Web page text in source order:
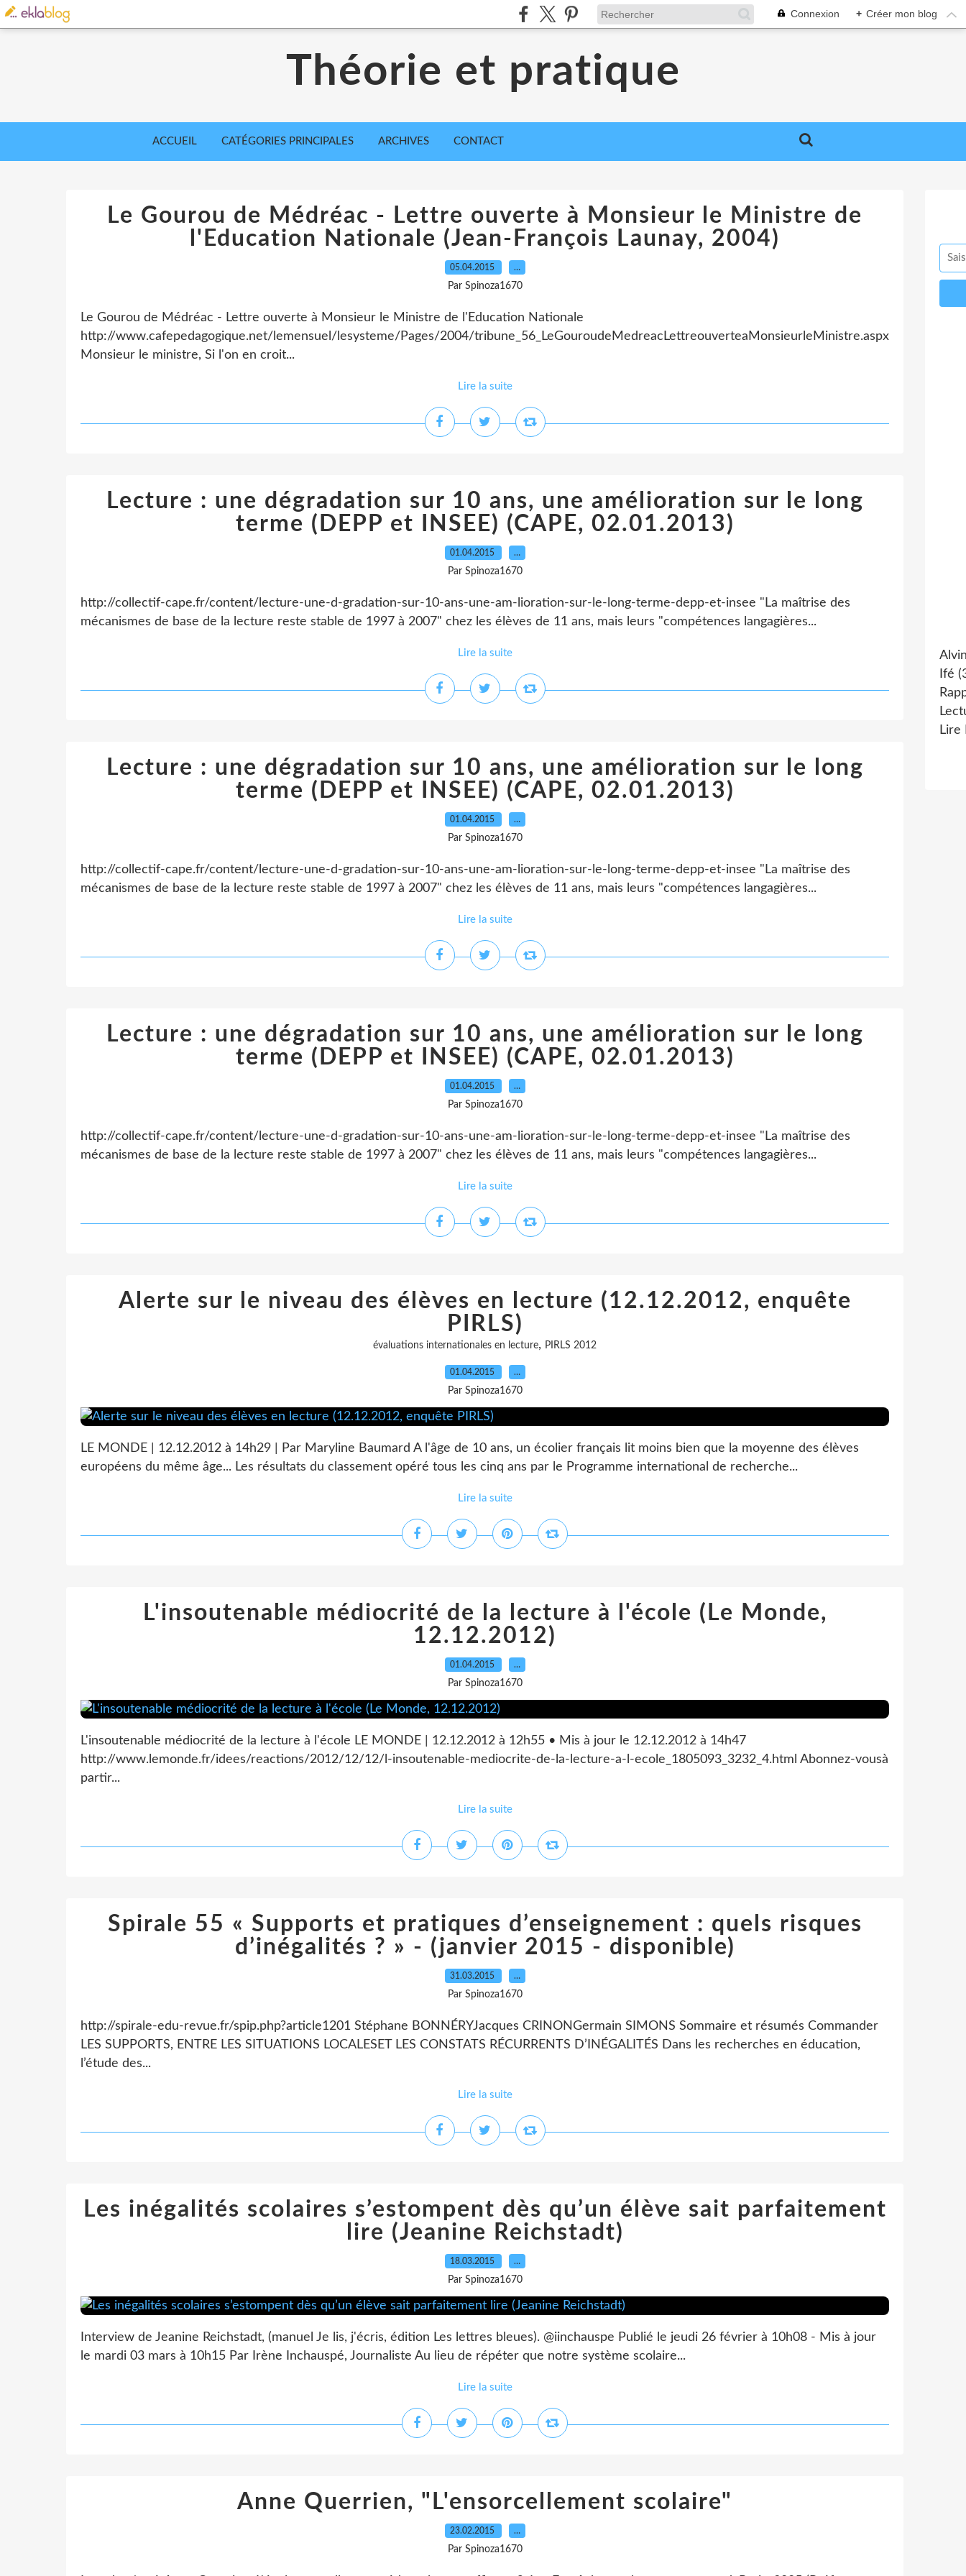
Connexion + Créer mon blog
Théorie et pratique
ACCUEIL CATÉGORIES PRINCIPALES ARCHIVES CONTACT
Le Gourou de Médréac - Lettre ouverte à Monsieur le Ministre de
l'Education Nationale (Jean-François Launay, 2004)
05.04.2015 …
Par Spinoza1670
Le Gourou de Médréac - Lettre ouverte à Monsieur le Ministre de l'Education Nationale
http://www.cafepedagogique.net/lemensuel/lesysteme/Pages/2004/tribune_56_LeGouroudeMedreacLettreouverteaMonsieurleMinistre.aspx
Monsieur le ministre, Si l'on en croit...
Lire la suite
Lecture : une dégradation sur 10 ans, une amélioration sur le long
terme (DEPP et INSEE) (CAPE, 02.01.2013)
01.04.2015 …
Par Spinoza1670
http://collectif-cape.fr/content/lecture-une-d-gradation-sur-10-ans-une-am-lioration-sur-le-long-terme-depp-et-insee "La maîtrise des
mécanismes de base de la lecture reste stable de 1997 à 2007" chez les élèves de 11 ans, mais leurs "compétences langagières...
Lire la suite
Lecture : une dégradation sur 10 ans, une amélioration sur le long
terme (DEPP et INSEE) (CAPE, 02.01.2013)
01.04.2015 …
Par Spinoza1670
http://collectif-cape.fr/content/lecture-une-d-gradation-sur-10-ans-une-am-lioration-sur-le-long-terme-depp-et-insee "La maîtrise des
mécanismes de base de la lecture reste stable de 1997 à 2007" chez les élèves de 11 ans, mais leurs "compétences langagières...
Lire la suite
Lecture : une dégradation sur 10 ans, une amélioration sur le long
terme (DEPP et INSEE) (CAPE, 02.01.2013)
01.04.2015 …
Par Spinoza1670
http://collectif-cape.fr/content/lecture-une-d-gradation-sur-10-ans-une-am-lioration-sur-le-long-terme-depp-et-insee "La maîtrise des
mécanismes de base de la lecture reste stable de 1997 à 2007" chez les élèves de 11 ans, mais leurs "compétences langagières...
Lire la suite
Alerte sur le niveau des élèves en lecture (12.12.2012, enquête
PIRLS)
évaluations internationales en lecture, PIRLS 2012
01.04.2015 …
Par Spinoza1670
LE MONDE | 12.12.2012 à 14h29 | Par Maryline Baumard A l'âge de 10 ans, un écolier français lit moins bien que la moyenne des élèves
européens du même âge... Les résultats du classement opéré tous les cinq ans par le Programme international de recherche...
Lire la suite
L'insoutenable médiocrité de la lecture à l'école (Le Monde,
12.12.2012)
01.04.2015 …
Par Spinoza1670
L'insoutenable médiocrité de la lecture à l'école LE MONDE | 12.12.2012 à 12h55 • Mis à jour le 12.12.2012 à 14h47
http://www.lemonde.fr/idees/reactions/2012/12/12/l-insoutenable-mediocrite-de-la-lecture-a-l-ecole_1805093_3232_4.html Abonnez-vousà
partir...
Lire la suite
Spirale 55 « Supports et pratiques d’enseignement : quels risques
d’inégalités ? » - (janvier 2015 - disponible)
31.03.2015 …
Par Spinoza1670
http://spirale-edu-revue.fr/spip.php?article1201 Stéphane BONNÉRYJacques CRINONGermain SIMONS Sommaire et résumés Commander
LES SUPPORTS, ENTRE LES SITUATIONS LOCALESET LES CONSTATS RÉCURRENTS D’INÉGALITÉS Dans les recherches en éducation,
l’étude des...
Lire la suite
Les inégalités scolaires s’estompent dès qu’un élève sait parfaitement
lire (Jeanine Reichstadt)
18.03.2015 …
Par Spinoza1670
Interview de Jeanine Reichstadt, (manuel Je lis, j'écris, édition Les lettres bleues). @iinchauspe Publié le jeudi 26 février à 10h08 - Mis à jour
le mardi 03 mars à 10h15 Par Irène Inchauspé, Journaliste Au lieu de répéter que notre système scolaire...
Lire la suite
Anne Querrien, "L'ensorcellement scolaire"
23.02.2015 …
Par Spinoza1670
Ifé
Lire